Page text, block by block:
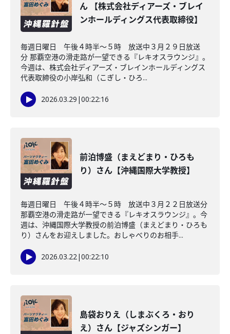
ん 【株式会社ディアーズ・ブレイ
ンホールディングス代表取締役】
毎週日曜日 午後４時半～５時 放送中３月２９日放送
分 那覇空港の滑走路が一望できる『レキオスラウンジ』。
今週は、株式会社ディアーズ・ブレインホールディングス
代表取締役の小岸弘和（こぎし・ひろ...
2026.03.29 |00:22:16
前泊博盛（まえどまり・ひろも
り）さん【沖縄国際大学教授】
毎週日曜日 午後４時半～５時 放送中３月２２日放送分
那覇空港の滑走路が一望できる『レキオスラウンジ』。今
週は、沖縄国際大学教授の前泊博盛（まえどまり・ひろも
り）さんをお迎えしました。おしゃべりのお相手...
2026.03.22|00:22:10
島袋おりえ（しまぶくろ・おり
え）さん【ジャズシンガー】